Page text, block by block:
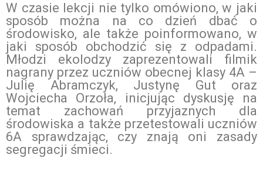
W czasie lekcji nie tylko omówiono, w jaki
sposób można na co dzień dbać o
środowisko, ale także poinformowano, w
jaki sposób obchodzić się z odpadami.
Młodzi ekolodzy zaprezentowali filmik
nagrany przez uczniów obecnej klasy 4A –
Julię Abramczyk, Justynę Gut oraz
Wojciecha Orzoła, inicjując dyskusję na
temat zachowań przyjaznych dla
środowiska a także przetestowali uczniów
6A sprawdzając, czy znają oni zasady
segregacji śmieci.